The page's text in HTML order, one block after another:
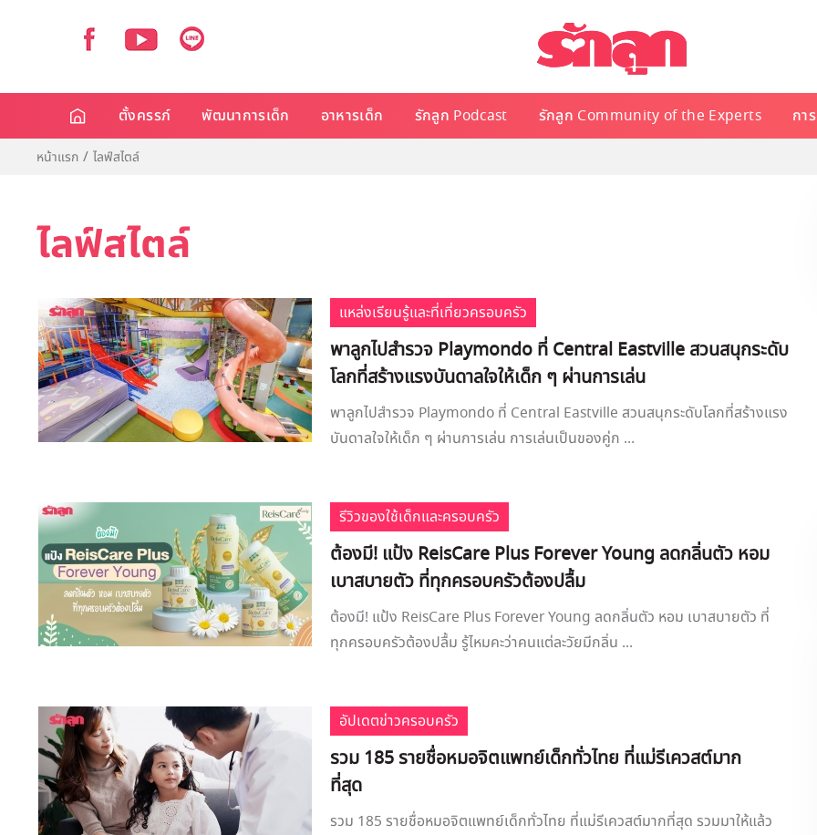
ตั้งครรภ์ พัฒนาการเด็ก อาหารเด็ก รักลูก Podcast รักลูก Community of the Experts กา
หน้าแรก ไลฟ์สไตล์
ไลฟ์สไตล์
แหล่งเรียนรู้และที่เที่ยวครอบครัว
พาลูกไปสำรวจ Playmondo ที่ Central Eastville สวนสนุกระดับ
โลกที่สร้างแรงบันดาลใจให้เด็ก ๆ ผ่านการเล่น
พาลูกไปสำรวจ Playmondo ที่ Central Eastville สวนสนุกระดับโลกที่สร้างแรง
บันดาลใจให้เด็ก ๆ ผ่านการเล่น การเล่นเป็นของคู่ก ...
รีวิวของใช้เด็กและครอบครัว
ต้องมี! แป้ง ReisCare Plus Forever Young ลดกลิ่นตัว หอม
เบาสบายตัว ที่ทุกครอบครัวต้องปลื้ม
ต้องมี! แป้ง ReisCare Plus Forever Young ลดกลิ่นตัว หอม เบาสบายตัว ที่
ทุกครอบครัวต้องปลื้ม รู้ไหมคะว่าคนแต่ละวัยมีกลิ่น ...
อัปเดตข่าวครอบครัว
รวม 185 รายชื่อหมอจิตแพทย์เด็กทั่วไทย ที่แม่รีเควสต์มาก
ที่สุด
รวม 185 รายชื่อหมอจิตแพทย์เด็กทั่วไทย ที่แม่รีเควสต์มากที่สุด รวมมาให้แล้ว